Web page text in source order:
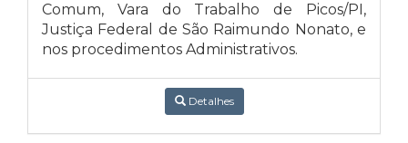
Comum, Vara do Trabalho de Picos/PI,
Justiça Federal de São Raimundo Nonato, e
nos procedimentos Administrativos.
Detalhes